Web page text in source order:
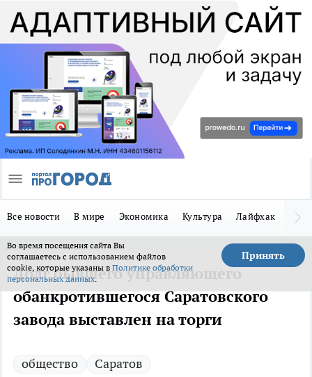
Все новости В мире Экономика Культура Лайфхак
Во время посещения сайта Вы
соглашаетесь с использованием файлов
cookie, которые указаны в Политике обработки
персональных данных.
Принять
Долг бывшего управляющего
обанкротившегося Саратовского
завода выставлен на торги
общество Саратов